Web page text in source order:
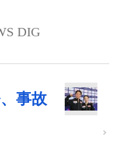
DIG
事故